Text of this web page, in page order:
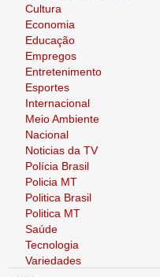
Cultura
Economia
Educação
Empregos
Entretenimento
Esportes
Internacional
Meio Ambiente
Nacional
Noticias da TV
Polícia Brasil
Policia MT
Politica Brasil
Politica MT
Saúde
Tecnologia
Variedades